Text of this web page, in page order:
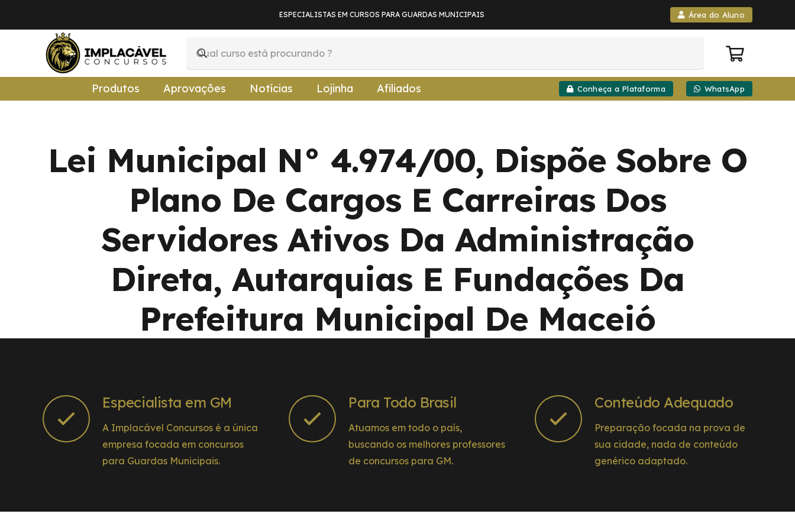
ESPECIALISTAS EM CURSOS PARA GUARDAS MUNICIPAIS Área do Aluno
Produtos Aprovações Notícias Lojinha Afiliados Conheça a Plataforma WhatsApp
Lei Municipal N° 4.974/00, Dispõe Sobre O
Plano De Cargos E Carreiras Dos
Servidores Ativos Da Administração
Direta, Autarquias E Fundações Da
Prefeitura Municipal De Maceió
Especialista em GM
A Implacável Concursos é a única
empresa focada em concursos
para Guardas Municipais.
Para Todo Brasil
Atuamos em todo o país,
buscando os melhores professores
de concursos para GM.
Conteúdo Adequado
Preparação focada na prova de
sua cidade, nada de conteúdo
genérico adaptado.